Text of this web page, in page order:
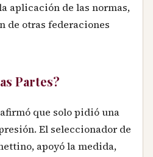
aplicación de las normas,
de otras federaciones
Partes?
que solo pidió una
El seleccionador de
apoyó la medida,